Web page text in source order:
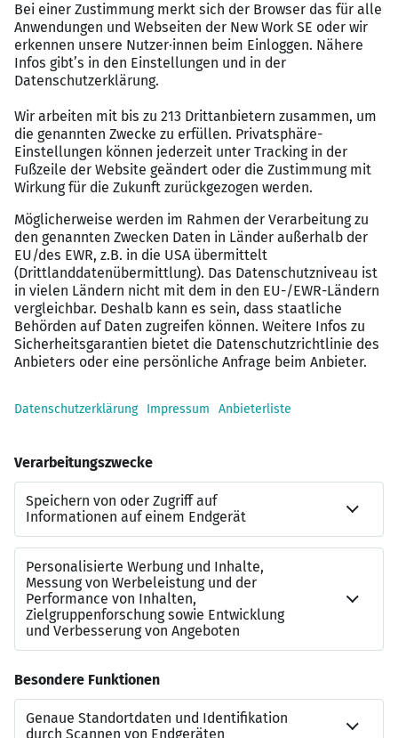
Wir bieten
Attraktives Vergütungspaket:
Urlaubsgeld sowie einebetriebliche Altersvorsorge
umfasst
Flexible Arbeitskultur: 30 Urlaubstage mit der Option
auf Zusatzurlaub (u.a. Bildungsurlaub) und weitere
Urlaubstage bei längerer Zugehörigkeit, 3 Tage Home-
Office / Woche,GleitzeitundArbeitszeitkonto
(Stundenausgleich)
Entwicklung & Zusatzleistungen:Gezielte interne
Weiterbildungsmöglichkeiten, ein breites Angebot an
Mitarbeiterrabatten, Jobrad, Jobticket, ein
Firmenevents
Kontakt
Jens Wörner
E-Mail:jens.woerner@stolzberger.de
Website:https://jobs.stolzberger.de
*Stolzberger redet nicht nur über Gleichberechtigung,
sondern lebt diese und ist der Meinung, dass der
Ausschreibung gilt ungeachtet Geschlecht, ethnischer
Herkunft, Religion, Behinderung, Alter oder sexueller
Identität.